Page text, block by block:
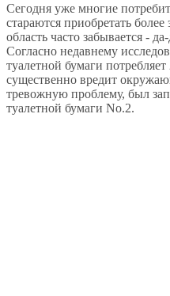
Сегодня уже многие
стараются приобретать
область часто забывается -
Согласно недавнему
туалетной бумаги потребляет
существенно вредит
тревожную проблему, был
туалетной бумаги No.2.